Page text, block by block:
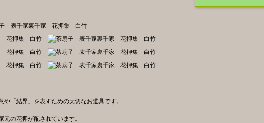
や「結界」を表すための大切なお道具です。
元の花押が配されています。